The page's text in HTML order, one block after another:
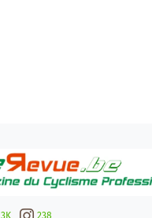
3K 238